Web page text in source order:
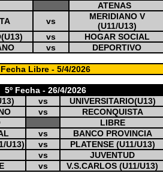
ATENAS
vs
MERIDIANO V
(U11/U13)
vs
HOGAR SOCIAL
vs
DEPORTIVO
Fecha Libre - 5/4/2026
5º Fecha - 26/4/2026
vs
UNIVERSITARIO(U13)
vs
RECONQUISTA
LIBRE
vs
BANCO PROVINCIA
U13)
vs
PLATENSE (U11/U13)
vs
JUVENTUD
vs V.S.CARLOS (U11/U13)